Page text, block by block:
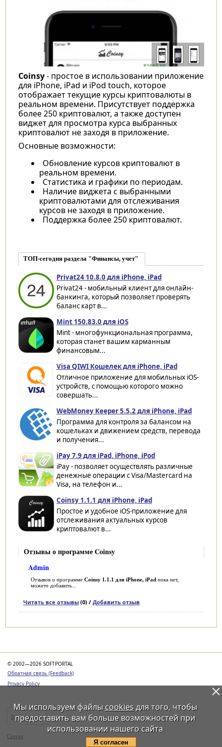
Coinsy- простое в использовании приложение
для iPhone, iPad и iPod touch, которое
отображает текущие курсы криптовалюты в
реальном времени. Присутствует поддержка
более 250 криптовалют, а также доступен
виджет для просмотра курса выбранных
криптовалют не заходя в приложение.
Основные возможности:
Обновление курсов криптовалют в
реальном времени.
Статистика и графики по периодам.
Наличие виджета с выбранными
криптовалютами для отслеживания
курсов не заходя в приложение.
Поддержка более 250 криптовалют.
ТОП-сегодня раздела "Финансы, учет"
Privat24 10.8.0 для iPhone, iPad
Privat24 - мобильный клиент для онлайн-
банкинга, который позволяет проверять
баланс карт в...
Mint 150.83.0 для iOS
Mint - многофункциональная программа,
которая станет вашим карманным
финансовым...
Visa QIWI Кошелек для iPhone, iPad
Отличное приложение для мобильных iOS-
устройств, с помощью которого можно
совершать...
WebMoney Keeper 5.5.2 для iPhone, iPad
Программа для контроля за балансом на
кошельках и движением средств, перевода
и получения...
iPay 7.9 для iPad, iPhone, iPod
iPay - позволяет осуществлять различные
денежные операции с Visa/Mastercard на
Visa, на телефон и...
Coinsy 1.1.1 для iPhone, iPad
Простое и удобное iOS-приложение для
отслеживания актуальных курсов
криптовалют в...
Отзывы о программе Coinsy
Admin
Отзывов о программе Coinsy 1.1.1 для iPhone, iPadпока нет,
можете добавить...
Читать все отзывы(0) / Добавить отзыв
© 2002—2026 SOFTPORTAL
Обратная связь (Feedback)
Privacy Policy
Программы
Статьи
Мы используем файлы cookiesдля того, чтобы
предоставить вам больше возможностей при
использовании нашего сайта